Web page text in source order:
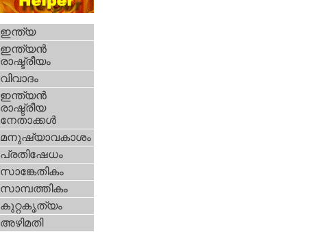
ഇന്ത്യ
ഇന്ത്യന്‍
രാഷ്ട്രീയം
വിവാദം
ഇന്ത്യന്‍
രാഷ്ട്രീയ
നേതാക്കള്‍
മനുഷ്യാവകാശം
പ്രതിഷേധം
സാങ്കേതികം
സാമ്പത്തികം
കുറ്റകൃത്യം
അഴിമതി